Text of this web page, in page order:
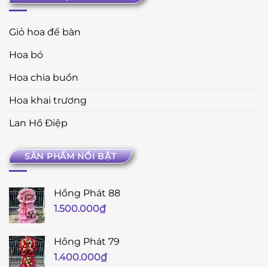
Giỏ hoa để bàn
Hoa bó
Hoa chia buồn
Hoa khai trương
Lan Hồ Điệp
SẢN PHẨM NỔI BẬT
Hồng Phát 88
1.500.000₫
Hồng Phát 79
1.400.000₫